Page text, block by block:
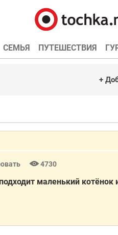
СЕМЬЯ ПУТЕШЕСТВИЯ
+
4730
маленький котёнок